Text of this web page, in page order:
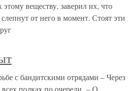
этому веществу, заверил их, что
от него в момент. Стоят эти
с бандитскими отрядами – Через
полках по очереди. – О